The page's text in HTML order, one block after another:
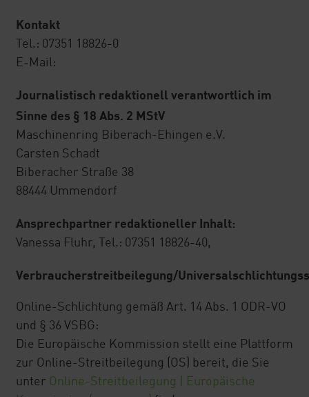
Kontakt
Tel.: 07351 18826-0
E-Mail:
Journalistisch redaktionell verantwortlich im
Sinne des § 18 Abs. 2 MStV
Maschinenring Biberach-Ehingen e.V.
Carsten Schadt
Biberacher Straße 38
88444 Ummendorf
Ansprechpartner redaktioneller Inhalt:
Vanessa Fluhr, Tel.: 07351 18826-40,
Verbraucherstreitbeilegung/
Online-Schlichtung gemäß Art. 14 Abs. 1 ODR-VO
und § 36 VSBG:
Die Europäische Kommission stellt eine Plattform
zur Online-Streitbeilegung (OS) bereit, die Sie
unter Online-Streitbeilegung | Europäische
Bodenproben
Beratung Nährstoffmanagement
DAD Donau-Alb-Düngegemeinschaft